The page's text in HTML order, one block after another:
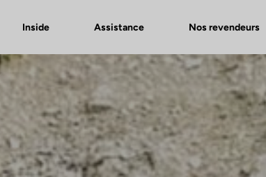
Inside Assistance Nos revendeurs